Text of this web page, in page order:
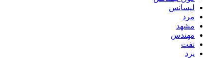
لیسانس
مرد
مشهد
مهندس
نفت
یزد